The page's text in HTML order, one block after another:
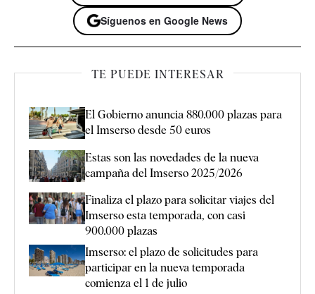
Síguenos en Google News
TE PUEDE INTERESAR
El Gobierno anuncia 880.000 plazas para
el Imserso desde 50 euros
Estas son las novedades de la nueva
campaña del Imserso 2025/2026
Finaliza el plazo para solicitar viajes del
Imserso esta temporada, con casi
900.000 plazas
Imserso: el plazo de solicitudes para
participar en la nueva temporada
comienza el 1 de julio